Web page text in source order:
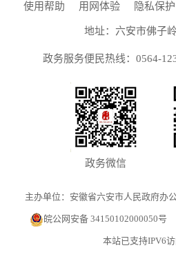
使用帮助 用网体验 隐私保护
地址：六安市佛子
政务服务便民热线：0564-
政务微信
主办单位：安徽省六安市人民政府办
皖公网安备 34150102000050号
本站已支持IPV6